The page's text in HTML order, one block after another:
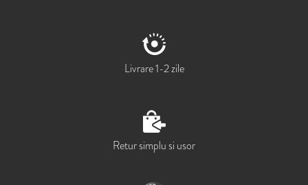
Livrare 1-2 zile
Retur simplu si usor